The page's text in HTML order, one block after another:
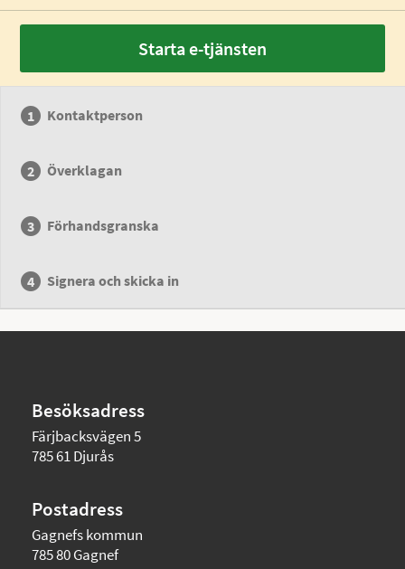
Starta e-tjänsten
Kontaktperson
Överklagan
Förhandsgranska
Signera och skicka in
Besöksadress
Färjbacksvägen 5
785 61 Djurås
Postadress
Gagnefs kommun
785 80 Gagnef